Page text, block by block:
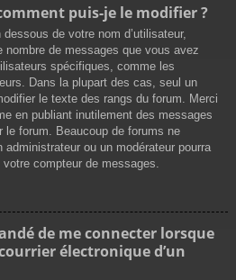
puis-je le modifier ?
de votre nom d’utilisateur,
de messages que vous avez
spécifiques, comme les
Dans la plupart des cas, seul un
le texte des rangs du forum. Merci
en publiant inutilement des messages
le forum. Beaucoup de forums ne
ou un modérateur pourra
compteur de messages.
de me connecter lorsque
électronique d’un